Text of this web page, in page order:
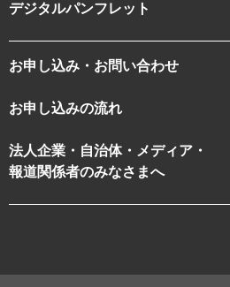
デジタルパンフレット
お申し込み・お問い合わせ
お申し込みの流れ
法人企業・自治体・メディア・
報道関係者のみなさまへ